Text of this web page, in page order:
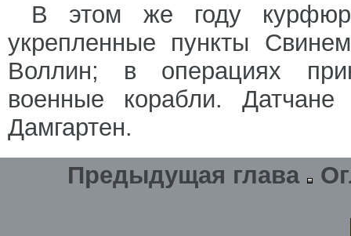
В этом же году
укрепленные пункты
Воллин; в операциях
военные корабли.
Дамгартен.
Предыдущая глава